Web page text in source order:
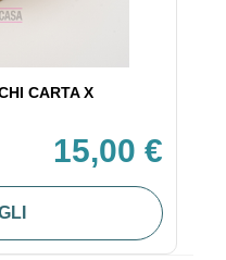
CARTA X
15,00 €